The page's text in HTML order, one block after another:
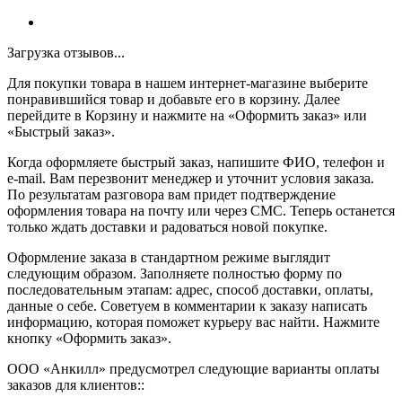
Загрузка отзывов...
Для покупки товара в нашем интернет-магазине выберите
понравившийся товар и добавьте его в корзину. Далее
перейдите в Корзину и нажмите на «Оформить заказ» или
«Быстрый заказ».
Когда оформляете быстрый заказ, напишите ФИО, телефон и
e-mail. Вам перезвонит менеджер и уточнит условия заказа.
По результатам разговора вам придет подтверждение
оформления товара на почту или через СМС. Теперь останется
только ждать доставки и радоваться новой покупке.
Оформление заказа в стандартном режиме выглядит
следующим образом. Заполняете полностью форму по
последовательным этапам: адрес, способ доставки, оплаты,
данные о себе. Советуем в комментарии к заказу написать
информацию, которая поможет курьеру вас найти. Нажмите
кнопку «Оформить заказ».
ООО «Анкилл» предусмотрел следующие варианты оплаты
заказов для клиентов::